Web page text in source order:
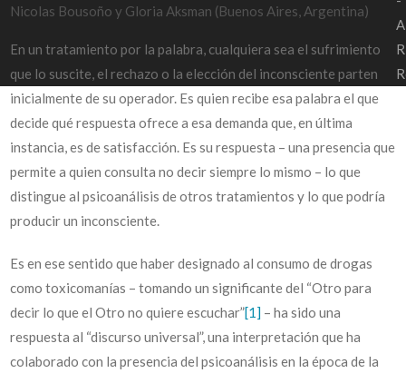
Nicolas Bousoño y Gloria Aksman (Buenos Aires, Argentina)
En un tratamiento por la palabra, cualquiera sea el sufrimiento
que lo suscite, el rechazo o la elección del inconsciente parten
inicialmente de su operador. Es quien recibe esa palabra el que
decide qué respuesta ofrece a esa demanda que, en última
instancia, es de satisfacción. Es su respuesta – una presencia que
permite a quien consulta no decir siempre lo mismo – lo que
distingue al psicoanálisis de otros tratamientos y lo que podría
producir un inconsciente.
Es en ese sentido que haber designado al consumo de drogas
como toxicomanías – tomando un significante del “Otro para
decir lo que el Otro no quiere escuchar”[1] – ha sido una
respuesta al “discurso universal”, una interpretación que ha
colaborado con la presencia del psicoanálisis en la época de la